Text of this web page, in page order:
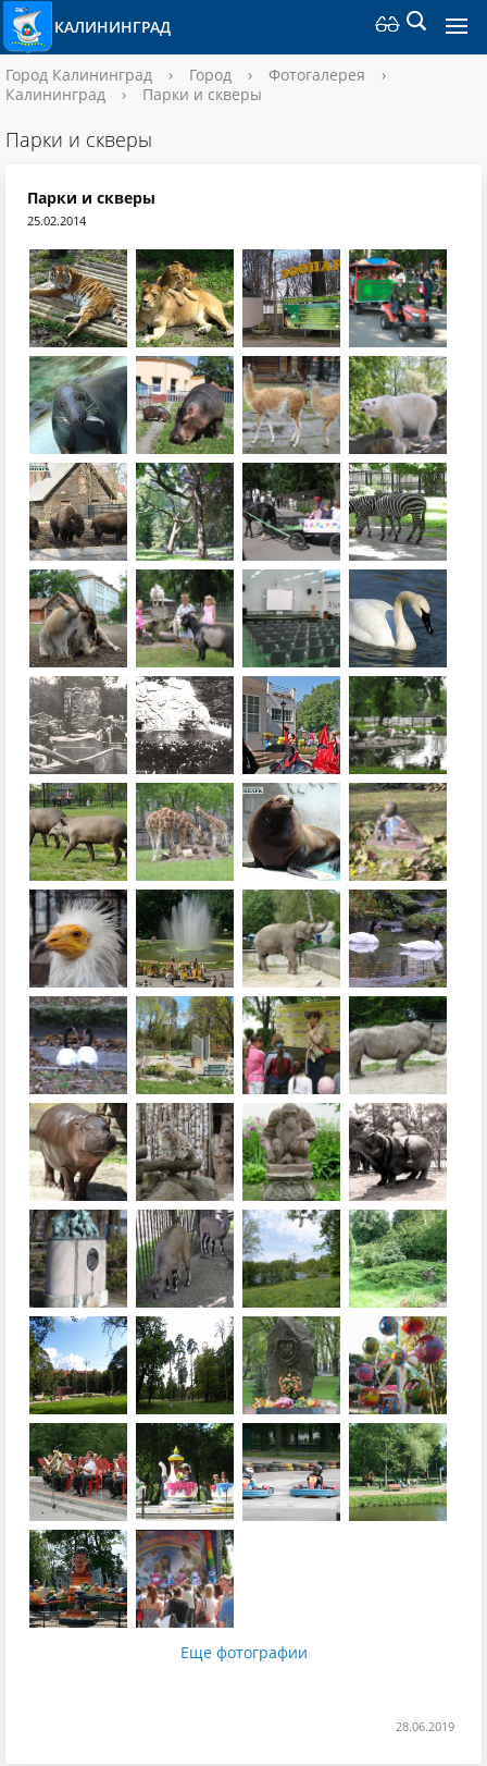
КАЛИНИНГРАД
Город Калининград › Город › Фотогалерея
›
Калининград
› Парки и скверы
Парки и скверы
Парки и скверы
25.02.2014
Еще фотографии
28.06.2019